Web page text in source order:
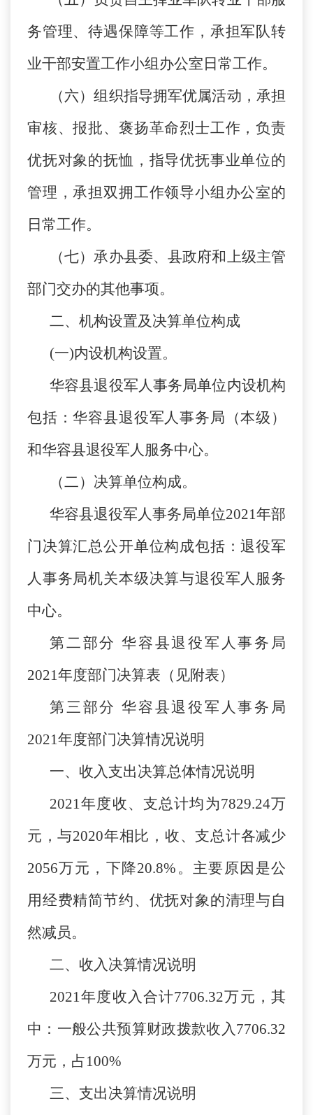
务管理、待遇保障等工作，承担军队转
业干部安置工作小组办公室日常工作。
（六）组织指导拥军优属活动，承担
审核、报批、褒扬革命烈士工作，负责
优抚对象的抚恤，指导优抚事业单位的
管理，承担双拥工作领导小组办公室的
日常工作。
（七）承办县委、县政府和上级主管
部门交办的其他事项。
二、机构设置及决算单位构成
(一)内设机构设置。
华容县退役军人事务局单位内设机构
包括：华容县退役军人事务局（本级）
和华容县退役军人服务中心。
（二）决算单位构成。
华容县退役军人事务局单位2021年部
门决算汇总公开单位构成包括：退役军
人事务局机关本级决算与退役军人服务
中心。
第二部分 华容县退役军人事务局
2021年度部门决算表（见附表）
第三部分 华容县退役军人事务局
2021年度部门决算情况说明
一、收入支出决算总体情况说明
2021年度收、支总计均为7829.24万
元，与2020年相比，收、支总计各减少
2056万元，下降20.8%。主要原因是公
用经费精简节约、优抚对象的清理与自
然减员。
二、收入决算情况说明
2021年度收入合计7706.32万元，其
中：一般公共预算财政拨款收入7706.32
万元，占100%
三、支出决算情况说明